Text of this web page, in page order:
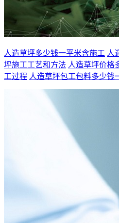
人造草坪多少钱一平米含施工 人
坪施工工艺和方法 人造草坪价格
工过程 人造草坪包工包料多少钱